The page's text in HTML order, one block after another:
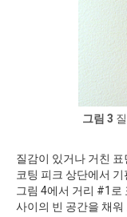
그림 3
질감이 있거나 거친
코팅 피크 상단에서
그림 4에서 거리 #1로
사이의 빈 공간을 채